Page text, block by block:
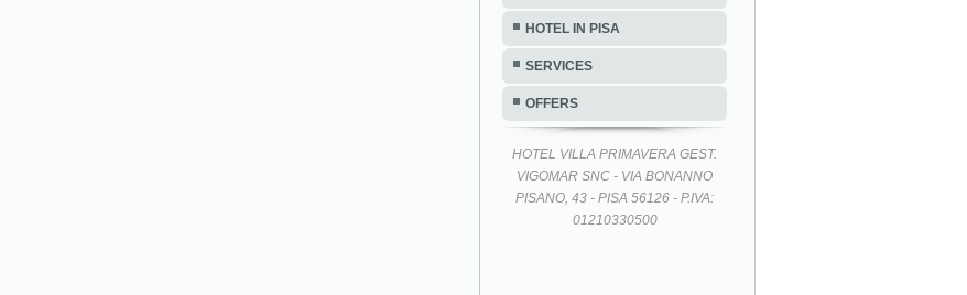
HOTEL IN PISA
SERVICES
OFFERS
HOTEL VILLA PRIMAVERA GEST.
VIGOMAR SNC - VIA BONANNO
PISANO, 43 - PISA 56126 - P.IVA:
01210330500